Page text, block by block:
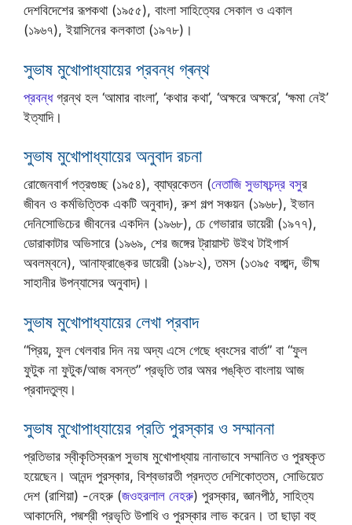
দেশবিদেশের রূপকথা (১৯৫৫), বাংলা সাহিত্যের সেকাল ও একাল
(১৯৬৭), ইয়াসিনের কলকাতা (১৯৭৮)।
সুভাষ মুখোপাধ্যায়ের প্রবন্ধ গ্ৰন্থ
প্রবন্ধগ্রন্থ হল ‘আমার বাংলা’, ‘কথার কথা’, ‘অক্ষরে অক্ষরে’, ‘ক্ষমা নেই’
ইত্যাদি।
সুভাষ মুখোপাধ্যায়ের অনুবাদ রচনা
রোজেনবার্গ পত্রগুচ্ছ (১৯৫৪), ব্যাঘ্রকেতন (নেতাজি সুভাষচন্দ্র বসুর
জীবন ও কর্মভিত্তিক একটি অনুবাদ), রুশ গল্প সঞ্চয়ন (১৯৬৮), ইভান
দেনিসোভিচের জীবনের একদিন (১৯৬৮), চে গেভারার ডায়েরী (১৯৭৭),
ডোরাকাটার অভিসারে (১৯৬৯, শের জঙ্গের ট্রায়াস্ট উইথ টাইগার্স
অবলম্বনে), আনাফ্রাঙ্কের ডায়েরী (১৯৮২), তমস (১৩৯৫ বঙ্গাব্দ, ভীষ্ম
সাহানীর উপন্যাসের অনুবাদ)।
সুভাষ মুখোপাধ্যায়ের লেখা প্রবাদ
“প্রিয়, ফুল খেলবার দিন নয় অদ্য এসে গেছে ধ্বংসের বার্তা” বা “ফুল
ফুটুক না ফুটুক/আজ বসন্ত” প্রভৃতি তার অমর পঙ্‌ক্তি বাংলায় আজ
প্রবাদতুল্য।
সুভাষ মুখোপাধ্যায়ের প্রতি পুরস্কার ও সম্মাননা
প্রতিভার স্বীকৃতিস্বরূপ সুভাষ মুখোপাধ্যায় নানাভাবে সম্মানিত ও পুরষ্কৃত
হয়েছেন। আনন্দ পুরস্কার, বিশ্বভারতী প্রদত্ত দেশিকোত্তম, সোভিয়েত
দেশ (রাশিয়া) -নেহরু (জওহরলাল নেহরু) পুরস্কার, জ্ঞানপীঠ, সাহিত্য
আকাদেমি, পদ্মশ্রী প্রভৃতি উপাধি ও পুরস্কার লাভ করেন। তা ছাড়া বহু